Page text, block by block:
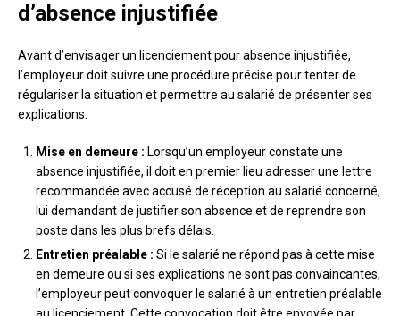
d’absence injustifiée
Avant d’envisager un licenciement pour absence injustifiée,
l’employeur doit suivre une procédure précise pour tenter de
régulariser la situation et permettre au salarié de présenter ses
explications.
Mise en demeure : Lorsqu’un employeur constate une
absence injustifiée, il doit en premier lieu adresser une lettre
recommandée avec accusé de réception au salarié concerné,
lui demandant de justifier son absence et de reprendre son
poste dans les plus brefs délais.
Entretien préalable : Si le salarié ne répond pas à cette mise
en demeure ou si ses explications ne sont pas convaincantes,
l’employeur peut convoquer le salarié à un entretien préalable